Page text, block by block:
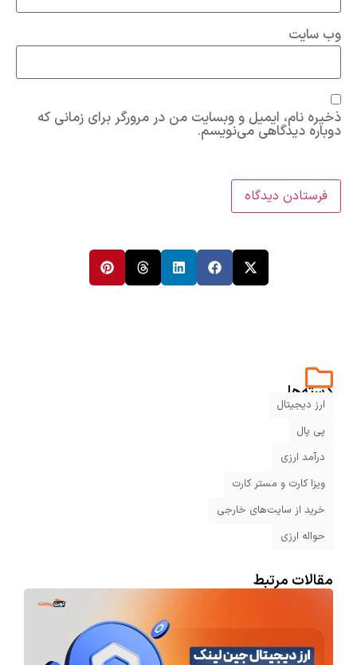
وب‌ سایت
ذخیره نام، ایمیل و وبسایت من در مرورگر برای زمانی که
دوباره دیدگاهی می‌نویسم.
دسته‌ها
ارز دیجیتال
پی پال
درآمد ارزی
ویزا کارت و مستر کارت
خرید از سایت‌های خارجی
حواله ارزی
مقالات مرتبط